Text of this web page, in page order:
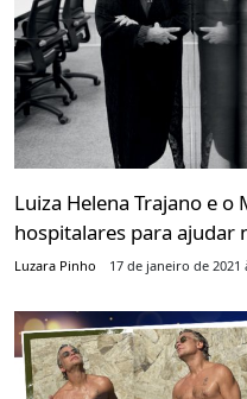
Luiza Helena Trajano e
hospitalares para ajudar
Luzara Pinho 17 de janeiro de 2021